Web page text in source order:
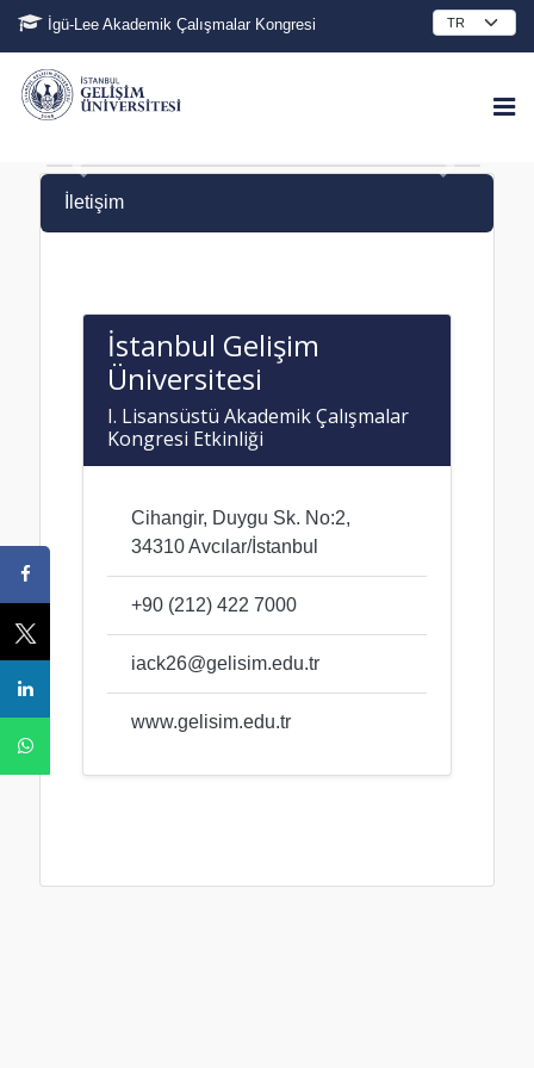
İgü-Lee Akademik Çalışmalar Kongresi
İletişim
İstanbul Gelişim
Üniversitesi
I. Lisansüstü Akademik Çalışmalar
Kongresi Etkinliği
Cihangir, Duygu Sk. No:2,
34310 Avcılar/İstanbul
+90 (212) 422 7000
iack26@gelisim.edu.tr
www.gelisim.edu.tr